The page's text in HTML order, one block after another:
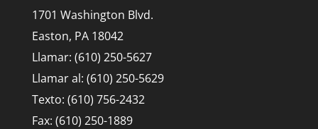
1701 Washington Blvd.
Easton, PA 18042
Llamar: (610) 250-5627
Llamar al: (610) 250-5629
Texto: (610) 756-2432
Fax: (610) 250-1889